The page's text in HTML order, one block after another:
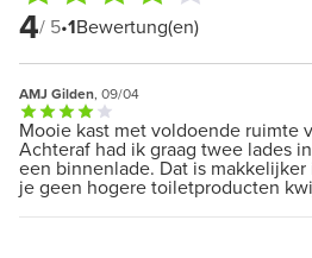
4/ 5•1Bewertung(en)
AMJ Gilden, 09/04
Mooie kast met voldoende ruimte
Achteraf had ik graag twee lades
een binnenlade. Dat is
je geen hogere toiletproducten